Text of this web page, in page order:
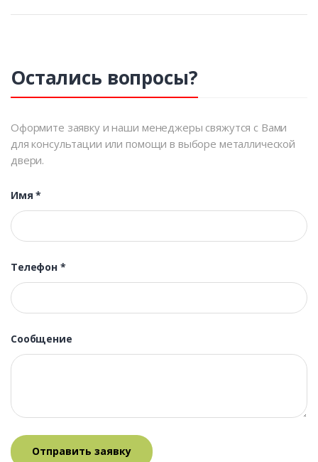
Остались вопросы?
Оформите заявку и наши менеджеры свяжутся с Вами
для консультации или помощи в выборе металлической
двери.
Имя*
Телефон *
Сообщение